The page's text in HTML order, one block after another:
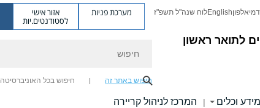
לתואר ראשון
אלפוןEnglishלוח שנה"ל תשפ"ז מערכת פניות אזור אישי
לסטודנטים.יות
חיפוש באתר זה חיפוש בכל האוניברסיטה
מידע וכלים | המרכז לניהול קריירה